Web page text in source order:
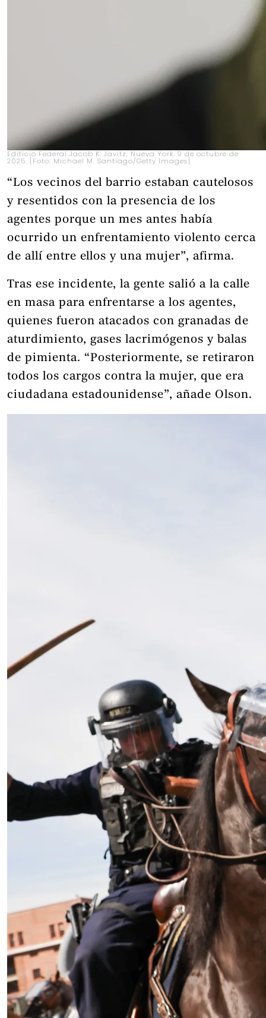
Edificio Federal Jacob K. Javitz, Nueva York. 9 de octubre de
2025. [Foto: Michael M. Santiago/Getty Images]
“Los vecinos del barrio estaban cautelosos
y resentidos con la presencia de los
agentes porque un mes antes había
ocurrido un enfrentamiento violento cerca
de allí entre ellos y una mujer”, afirma.
Tras ese incidente, la gente salió a la calle
en masa para enfrentarse a los agentes,
quienes fueron atacados con granadas de
aturdimiento, gases lacrimógenos y balas
de pimienta. “Posteriormente, se retiraron
todos los cargos contra la mujer, que era
ciudadana estadounidense”, añade Olson.